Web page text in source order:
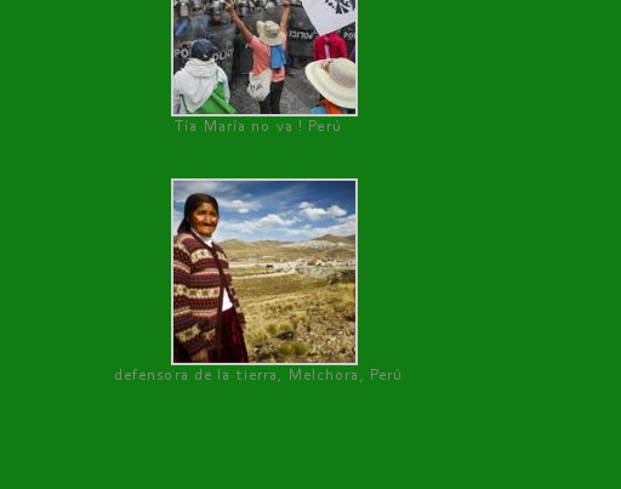
Tía María no va ! Perú
defensora de la tierra, Melchora, Perú